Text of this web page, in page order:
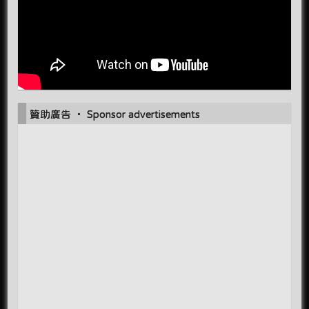
贊助廣告 ‧ Sponsor advertisements